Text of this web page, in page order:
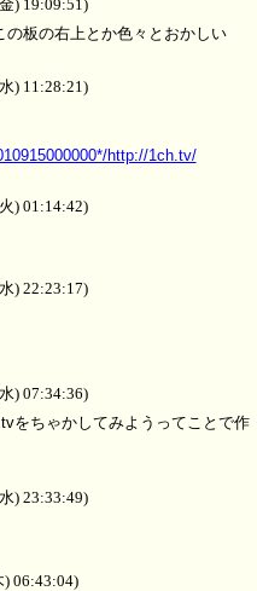
) 19:09:51)
板の右上とか色々とおかしい
) 11:28:21)
http://1ch.tv/
) 01:14:42)
) 22:23:17)
) 07:34:36)
をちゃかしてみようってことで作
) 23:33:49)
06:43:04)